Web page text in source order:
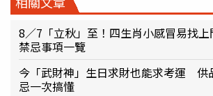
8／7「立秋」至！四生肖小感冒易找
禁忌事項一覽
今「武財神」生日求財也能求考運 供
忌一次搞懂